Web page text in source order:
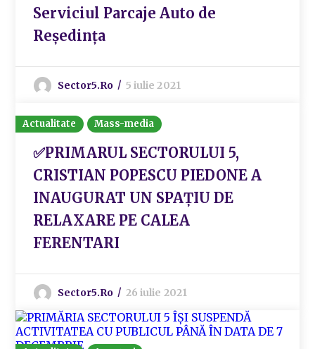
Serviciul Parcaje Auto de
Reședința
Sector5.ro 5 iulie 2021
Actualitate Mass-media
✅PRIMARUL SECTORULUI 5,
CRISTIAN POPESCU PIEDONE A
INAUGURAT UN SPAȚIU DE
RELAXARE PE CALEA
FERENTARI
Sector5.ro 26 iulie 2021